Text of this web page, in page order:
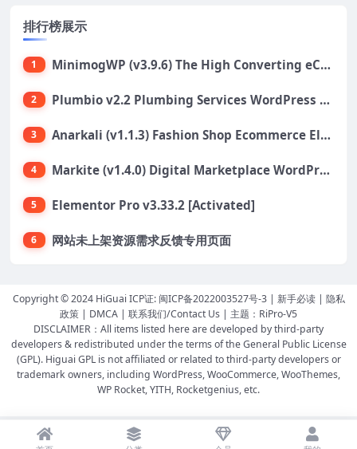
排行榜展示
1 MinimogWP (v3.9.6) The High Converting eCommerce WordPress Theme
2 Plumbio v2.2 Plumbing Services WordPress Theme
3 Anarkali (v1.1.3) Fashion Shop Ecommerce Elementor Theme
4 Markite (v1.4.0) Digital Marketplace WordPress Theme
5 Elementor Pro v3.33.2 [Activated]
6 网站未上架资源需求反馈专用页面
Copyright © 2024 HiGuai ICP证: 闽ICP备2022003527号-3| 新手必读| 隐私
政策 | DMCA | 联系我们/Contact Us | 主题： RiPro-V5
DISCLAIMER：All items listed here are developed by third-party
developers & redistributed under the terms of the General Public License
(GPL). Higuai GPL is not affiliated or related to third-party developers or
trademark owners, including WordPress, WooCommerce, WooThemes,
WP Rocket, YITH, Rocketgenius, etc.